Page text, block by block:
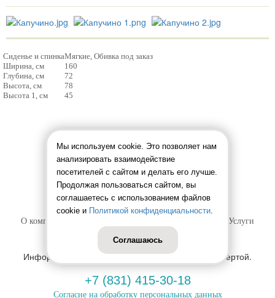
Сиденье и спинкаМягкие, Обивка под заказ
Ширина, см
160
Глубина, см
72
Высота, см
78
Высота 1, см
45
г. Н. Новгород ул. Белинского, 38, офис 7
О компании
Услуги
Наши проекты
Контакты
Информация на сайте не является публичной офертой.
+7 (831) 415-30-18
Согласие на обработку персональных данных
Мы используем cookie. Это позволяет нам
анализировать взаимодействие
посетителей с сайтом и делать его лучше.
Продолжая пользоваться сайтом, вы
соглашаетесь с использованием файлов
cookie и Политикой конфиденциальности.
Соглашаюсь